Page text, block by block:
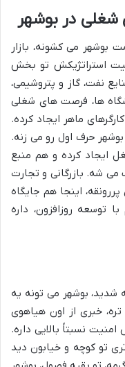
شغلی در بوشهر
بوشهر می کشونه، بازار
استراتژیکش تو بخش
نفت، گاز و پتروشیمی،
ها، فرصت های شغلی
ماهر ایجاد کرده.
بوشهر حرف اول رو می زنه.
ایجاد کرده و هم منبع
شه. بازرگانی و تجارت
اینجا هم جایگاه
توسعه روزافزون، داره
شدید، بوشهر می تونه یه
تره، خبری از اون هیاهوی
نسبتاً بالایی داره.
تو کوچه و خیابون دید